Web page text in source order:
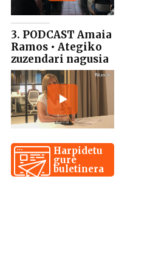
3. PODCAST Amaia
Ramos • Ategiko
zuzendari nagusia
Harpidetu
gure
buletinera